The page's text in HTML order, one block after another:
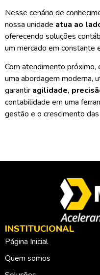
Nesse cenário de
nossa unidade atua ao
oferecendo soluções
um mercado em constante
Com atendimento próximo,
uma abordagem moderna,
garantir agilidade,
contabilidade em uma
gestão e o crescimento
INSTITUCIONAL
Página Inicial
Quem somos